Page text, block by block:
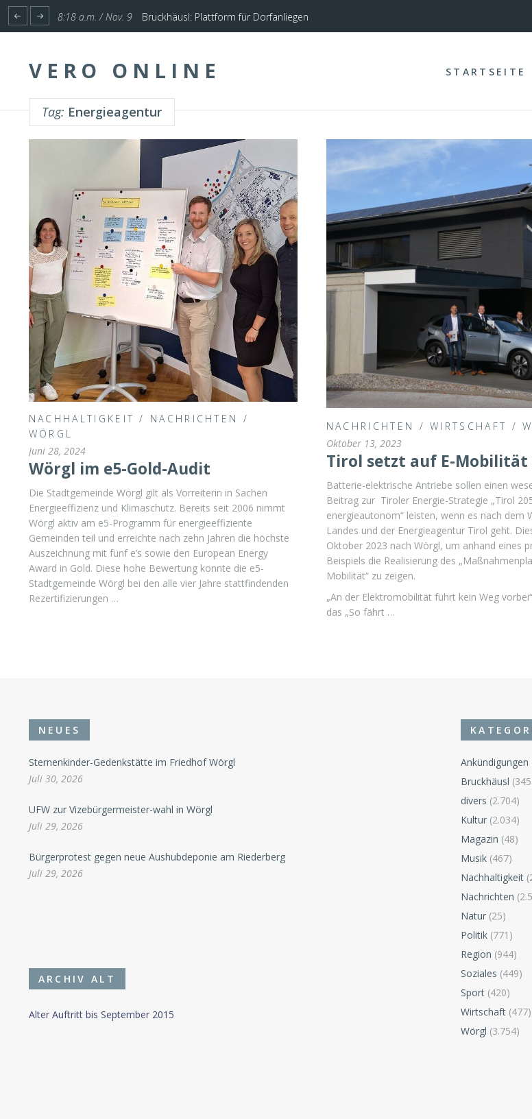
1:17 p.m. / Nov. 4 Start für Planung Hochwasserschutz Unterinntal
VERO ONLINE STARTSEITE
Tag: Energieagentur
NACHHALTIGKEIT / NACHRICHTEN
/
WÖRGL
Juni 28, 2024
Wörgl im e5-Gold-Audit
Die Stadtgemeinde Wörgl gilt als Vorreiterin in Sachen
Energieeffizienz und Klimaschutz. Bereits seit 2006 nimmt
Wörgl aktiv am e5-Programm für energieeffiziente
Gemeinden teil und erreichte nach zehn Jahren die höchste
Auszeichnung mit fünf e’s sowie den European Energy
Award in Gold. Diese hohe Bewertung konnte die e5-
Stadtgemeinde Wörgl bei den alle vier Jahre stattfindenden
Rezertifizierungen …
NACHRICHTEN /WIRTSCHAFT /
Oktober 13, 2023
Tirol setzt auf E-Mobilität
Batterie-elektrische Antriebe sollen einen
Beitrag zur Tiroler Energie-Strategie „Tirol
energieautonom“ leisten, wenn es nach dem
Landes und der Energieagentur Tirol geht.
Oktober 2023 nach Wörgl, um anhand eines
Beispiels die Realisierung des
Mobilität“ zu zeigen.
„An der Elektromobilität führt kein Weg
das „So fährt …
NEUES
Sternenkinder-Gedenkstätte im Friedhof Wörgl
Juli 30, 2026
UFW zur Vizebürgermeister-wahl in Wörgl
Juli 29, 2026
Bürgerprotest gegen neue Aushubdeponie am Riederberg
Juli 29, 2026
ARCHIV ALT
Alter Auftritt bis September 2015
Ankündigungen
Bruckhäusl
divers (2.704)
Kultur (2.034)
Magazin (48)
Musik (467)
Nachhaltigkeit
Nachrichten
Natur (25)
Politik (771)
Region (944)
Soziales (449)
Sport (420)
Wirtschaft (477)
Wörgl (3.754)